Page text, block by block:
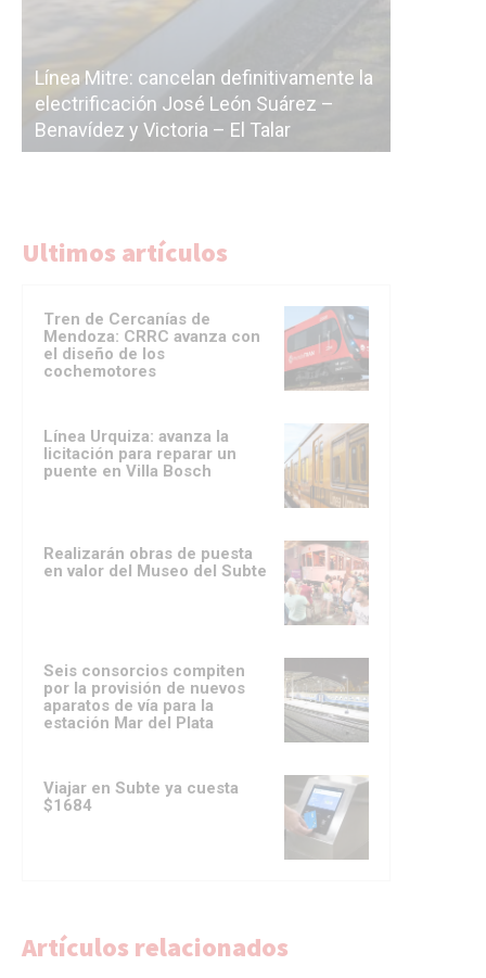
la
–
La Ciudad vuelve a postergar la
licitación de la línea F
Ultimos artículos
Tren de Cercanías de
Mendoza: CRRC avanza con
el diseño de los
cochemotores
Línea Urquiza: avanza la
licitación para reparar un
puente en Villa Bosch
Realizarán obras de puesta
en valor del Museo del Subte
Seis consorcios compiten
por la provisión de nuevos
aparatos de vía para la
estación Mar del Plata
Viajar en Subte ya cuesta
$1684
Artículos relacionados